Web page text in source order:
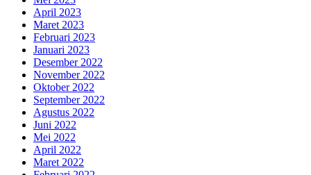
April 2023
Maret 2023
Februari 2023
Januari 2023
Desember 2022
November 2022
Oktober 2022
September 2022
Agustus 2022
Juni 2022
Mei 2022
April 2022
Maret 2022